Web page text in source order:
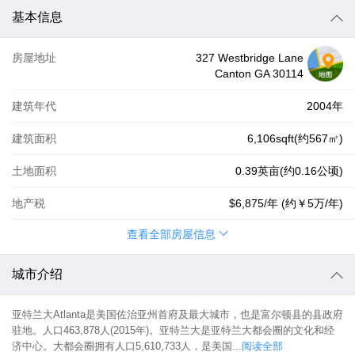
基本信息
房屋地址
327 Westbridge Lane
Canton GA 30114
建筑年代 2004年
建筑面积 6,106sqft(约567㎡)
土地面积 0.39英亩(约0.16公顷)
地产税 $6,875/年 (约 ￥5万/年)
查看全部房屋信息
城市介绍
亚特兰大Atlanta是美国佐治亚州首府及最大城市，也是富尔顿县的县政府
驻地。人口463,878人(2015年)。亚特兰大是亚特兰大都会圈的文化和经
济中心。大都会圈拥有人口5,610,733人，是美国...阅读全部